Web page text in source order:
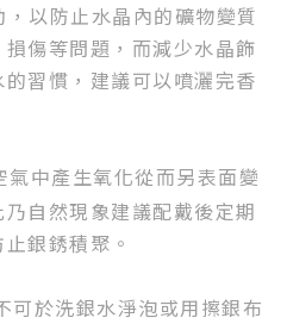
，以防止水晶內的礦物變質
傷等問題，而減少水晶飾
習慣，建議可以噴灑完香
中產生氧化從而另表面變
自然現象建議配戴後定期
銀銹積聚。
可於洗銀水淨泡或用擦銀布